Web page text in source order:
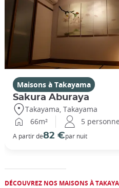
Maisons à Takayama
Sakura Aburaya
Takayama, Takayama
66m²
5
A partir de82 €par nuit
DÉCOUVREZ NOS MAISONS À